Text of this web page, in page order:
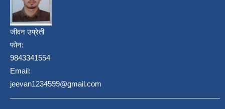
जीवन उप्रेती
फोन:
9843341554
Email:
jeevan1234599@gmail.com